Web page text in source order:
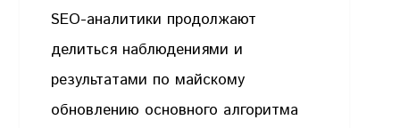
SEO-аналитики продолжают
делиться наблюдениями и
результатами по майскому
обновлению основного алгоритма